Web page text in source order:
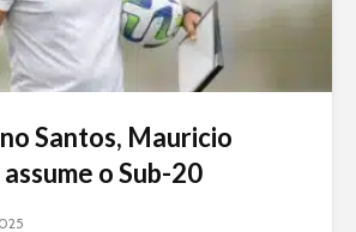
Santos, Mauricio
o Sub-20